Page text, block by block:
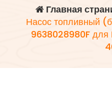
Главная
Насос топливный
9638028980F